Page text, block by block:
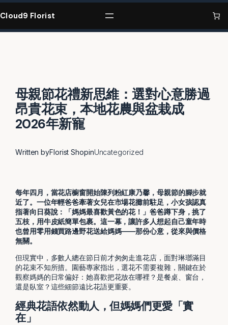
Skip
to
Cloud9 Florist
母親節花禮新思維：選對心意勝過
昂貴花束，本地花農與盆栽成
2026年新寵
Written byFlorist ShopinUncategorized
每年四月，當花店櫥窗開始陳列粉紅康乃馨，母親節的腳步就
近了。一位年輕爸爸牽著女兒在市場花攤前駐足，小女孩認真
指著向日葵說：「媽媽最喜歡黃色的花！」爸爸蹲下身，挑了
五枝，用牛皮紙簡單包裹。這一幕，讓許多人想起自己童年時
也曾用零用錢買路邊野花送給媽媽——那份心意，從來與價格
無關。
但現實中，多數人總在節日前才匆匆走進花店，面對琳瑯滿目
的花束不知所措。園藝專家指出，選花不需要複雜，關鍵在於
觀察媽媽的日常偏好：她喜歡把花放在哪裡？是餐桌、窗台，
還是臥室？這些細節遠比花語更重要。
經典花語依然動人，但媽媽們更愛「實
在」